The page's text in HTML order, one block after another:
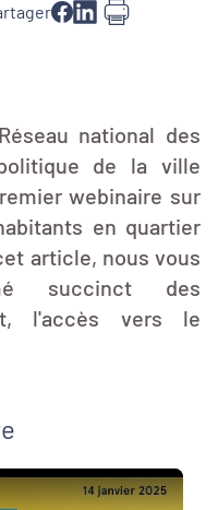
national des
de la ville
webinaire sur
en quartier
article, nous vous
succinct des
l'accès vers le